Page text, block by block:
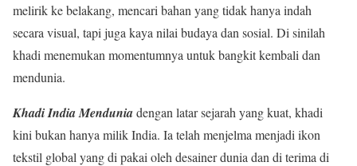
melirik ke belakang, mencari bahan yang tidak hanya indah
secara visual, tapi juga kaya nilai budaya dan sosial. Di sinilah
khadi menemukan momentumnya untuk bangkit kembali dan
mendunia.
Khadi India Menduniadengan latar sejarah yang kuat, khadi
kini bukan hanya milik India. Ia telah menjelma menjadi ikon
tekstil global yang di pakai oleh desainer dunia dan di terima di